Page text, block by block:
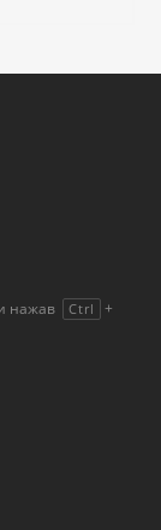
нажав Ctrl +